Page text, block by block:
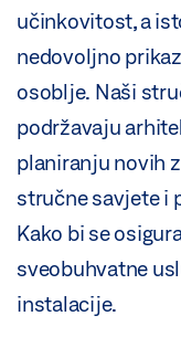
učinkovitost, a
nedovoljno
osoblje. Naši
podržavaju
planiranju novih
stručne savjete i
Kako bi se
sveobuhvatne
instalacije.